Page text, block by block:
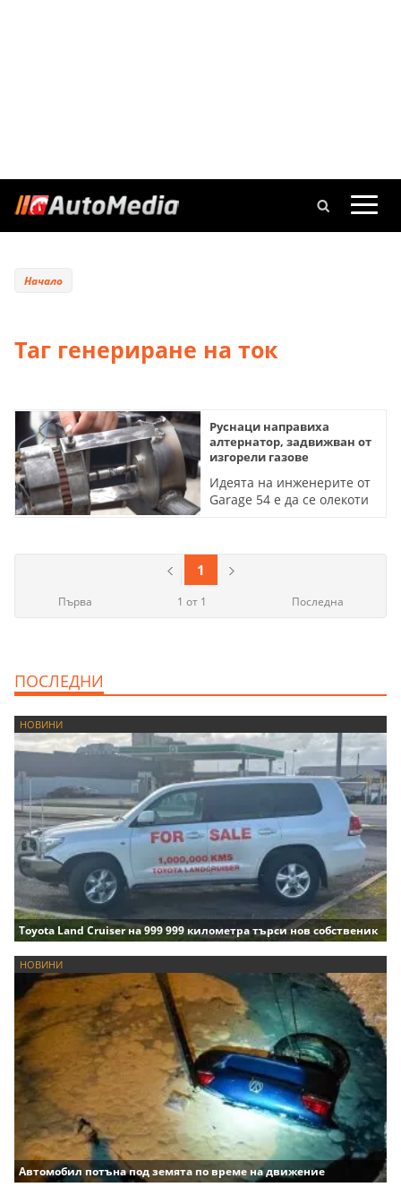
Начало
Таг генериране на ток
Руснаци направиха
алтернатор, задвижван от
изгорели газове
Идеята на инженерите от
Garage 54 е да се олекоти
1 от 1 Последна
1
Първа
ПОСЛЕДНИ
НОВИНИ
Toyota Land Cruiser на 999 999 километра търси нов собственик
НОВИНИ
Автомобил потъна под земята по време на движение